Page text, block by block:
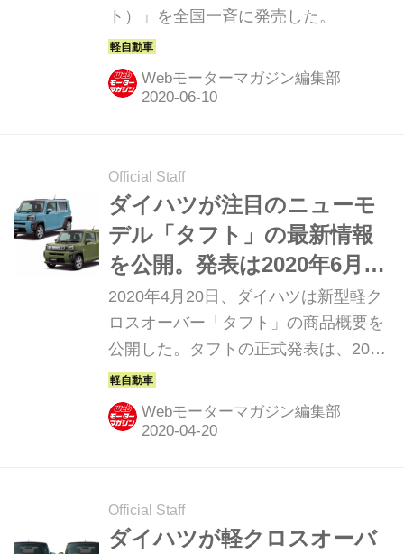
ト）」を全国一斉に発売した。
Webモーターマガジン編集部
Official Staff
ダイハツが注目のニューモ
デル「タフト」の最新情報
を公開。発表は2020年6月
か!?
2020年4月20日、ダイハツは新型軽ク
ロスオーバー「タフト」の商品概要を
公開した。タフトの正式発表は、2020
年6月ごろの予定だ。
Webモーターマガジン編集部
Official Staff
ダイハツが軽クロスオーバ